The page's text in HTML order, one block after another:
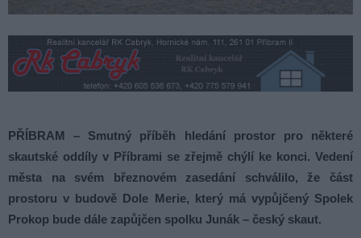
PŘÍBRAM – Smutný příběh hledání prostor pro některé
skautské oddíly v Příbrami se zřejmě chýlí ke konci. Vedení
města na svém březnovém zasedání schválilo, že část
prostoru v budově Dole Merie, který má vypůjčený Spolek
Prokop bude dále zapůjčen spolku Junák – český skaut.